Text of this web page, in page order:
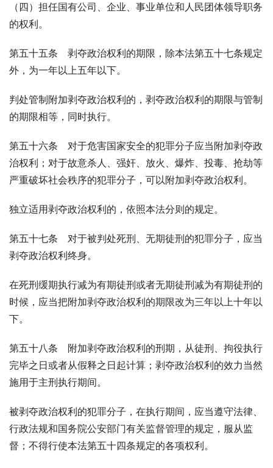
（四）担任国有公司、企业、事业单位和人民团体领导职务
的权利。
第五十五条　剥夺政治权利的期限，除本法第五十七条规定
外，为一年以上五年以下。
判处管制附加剥夺政治权利的，剥夺政治权利的期限与管制
的期限相等，同时执行。
第五十六条　对于危害国家安全的犯罪分子应当附加剥夺政
治权利；对于故意杀人、强奸、放火、爆炸、投毒、抢劫等
严重破坏社会秩序的犯罪分子，可以附加剥夺政治权利。
独立适用剥夺政治权利的，依照本法分则的规定。
第五十七条　对于被判处死刑、无期徒刑的犯罪分子，应当
剥夺政治权利终身。
在死刑缓期执行减为有期徒刑或者无期徒刑减为有期徒刑的
时候，应当把附加剥夺政治权利的期限改为三年以上十年以
下。
第五十八条　附加剥夺政治权利的刑期，从徒刑、拘役执行
完毕之日或者从假释之日起计算；剥夺政治权利的效力当然
施用于主刑执行期间。
被剥夺政治权利的犯罪分子，在执行期间，应当遵守法律、
行政法规和国务院公安部门有关监督管理的规定，服从监
督；不得行使本法第五十四条规定的各项权利。